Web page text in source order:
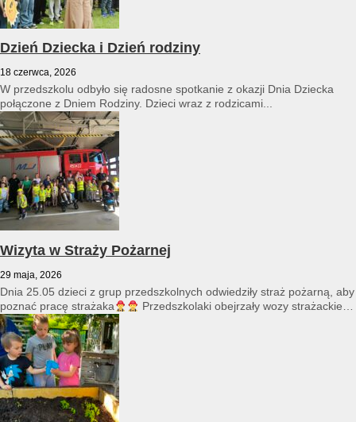
Dzień Dziecka i Dzień rodziny
18 czerwca, 2026
W przedszkolu odbyło się radosne spotkanie z okazji Dnia Dziecka
połączone z Dniem Rodziny. Dzieci wraz z rodzicami...
Wizyta w Straży Pożarnej
29 maja, 2026
Dnia 25.05 dzieci z grup przedszkolnych odwiedziły straż pożarną, aby
poznać pracę strażaka
Przedszkolaki obejrzały wozy strażackie
i...